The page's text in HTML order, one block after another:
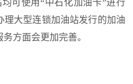
可使用“中石化加油卡”进行
理大型连锁加油站发行的加油
方面会更加完善。